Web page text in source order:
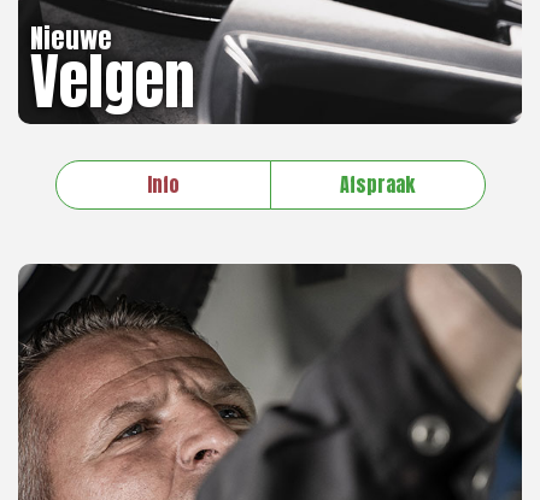
Nieuwe
Velgen
Info Afspraak